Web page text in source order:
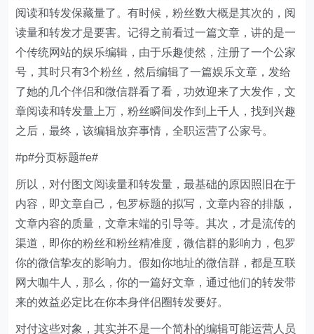
阅读和转发保藏量了。有时候，粉丝数大概是其次的，阅
读量和转发才是要害。记得之前看过一篇文章，讲的是一
个传统网站的娱乐编辑，由于乐趣使然，注册了一个公家
号，其时只有3个粉丝，然后编辑了一篇娱乐文章，发给
了她的几个伴侣和微信群看了看，功效迎来了大发作，文
章阅读和转发量上万，粉丝瞬间发作到上千人，找到兴趣
之后，最终，该编辑放弃事情，全职运营了公家号。
#p#分页标题#e#
所以，对付图文阅读量和转发量，最基础的原因照旧在于
内容，即文章自己，包罗标题的拟写，文章内容的排版，
文章内容的质量，文章末端的引导等。其次，才是流传的
渠道，即你的粉丝和粉丝精准度，微信群的影响力，包罗
你的微信挚友的影响力。假如你地址的微信群，都是互联
网大咖牛人，那么，你的一篇好文章，通过他们的转发带
来的效益必定比在你本身伴侣圈转发要好。
对付这些对象，其实并不是一个简朴的编辑可能运营人员